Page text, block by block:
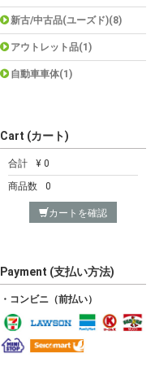
新古/中古品(ユーズド)(8)
アウトレット品(1)
自動車車体(1)
Cart (カート)
合計
¥ 0
商品数
0
カートを確認
Payment (支払い方法)
・コンビニ（前払い）